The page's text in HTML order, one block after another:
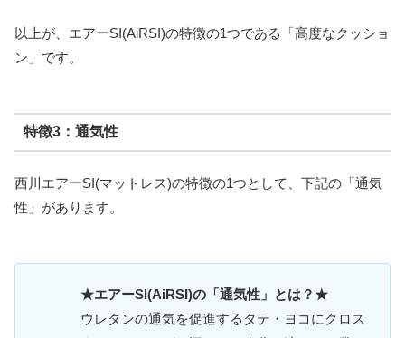
以上が、エアーSI(AiRSI)の特徴の1つである「高度なクッショ
ン」です。
特徴3：通気性
西川エアーSI(マットレス)の特徴の1つとして、下記の「通気
性」があります。
★エアーSI(AiRSI)の「通気性」とは？★
ウレタンの通気を促進するタテ・ヨコにクロス